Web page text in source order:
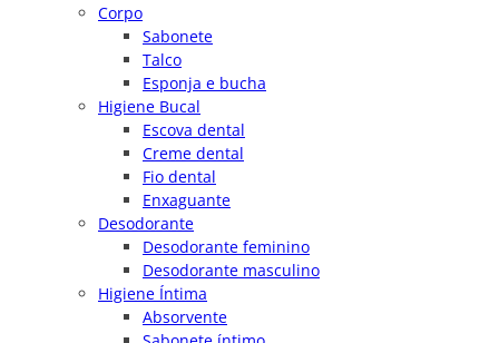
Corpo
Sabonete
Talco
Esponja e bucha
Higiene Bucal
Escova dental
Creme dental
Fio dental
Enxaguante
Desodorante
Desodorante feminino
Desodorante masculino
Higiene Íntima
Absorvente